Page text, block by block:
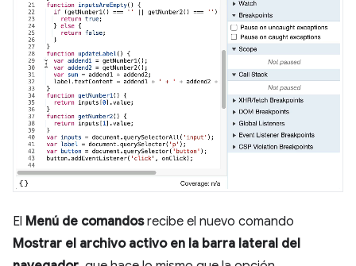
El Menú de comandosrecibe el nuevo comando
Mostrar el archivo activo en la barra lateral del